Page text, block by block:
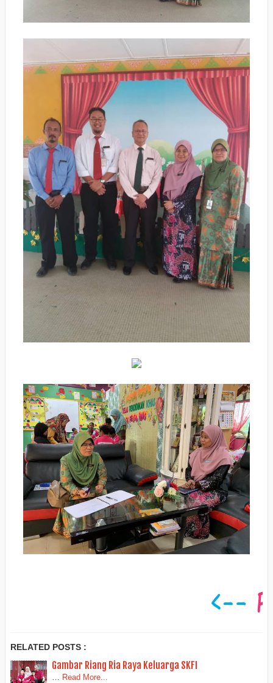
RELATED POSTS :
Gambar Riang Ria Raya Keluarga SKFI
… Read More...